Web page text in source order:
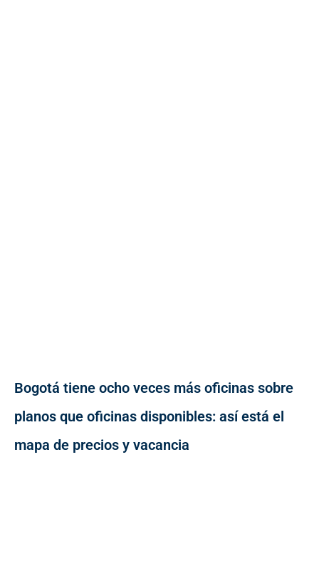
Bogotá tiene ocho veces más oficinas sobre
planos que oficinas disponibles: así está el
mapa de precios y vacancia